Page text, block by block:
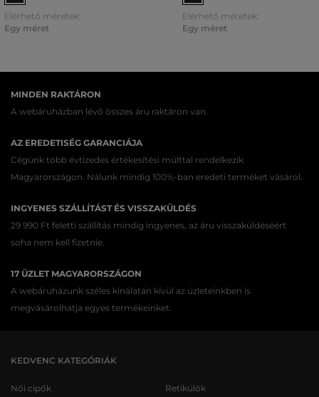
Elérhető méretek:
Egy méret
Elérhető méretek:
Egy méret
MINDEN RAKTÁRON
A webáruházban lévő összes áru raktáron van.
AZ EREDETISÉG GARANCIÁJA
Cégünk több évtizedes értékesítési múlttal rendelkezik
Magyarországon. Nálunk mindig 100%-ban eredeti terméket vásárol.
INGYENES SZÁLLÍTÁST ÉS VISSZAKÜLDÉS
29 990 Ft feletti szállítás mindig ingyenes, az áru visszaküldéséért
soha nem kell fizetnie.
17 ÜZLET MAGYARORSZÁGON
A webáruházunk széles kínálatán kívül az üzleteinkben is
megvásárolhatja egyes termékeinket.
KEDVENC KATEGÓRIÁK
Női cipők
Retikülök